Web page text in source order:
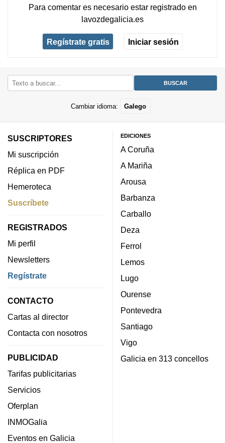
Para comentar es necesario estar registradoen
lavozdegalicia.es
Regístrate gratis Iniciar sesión
Cambiar idioma: Galego
SUSCRIPTORES
Mi suscripción
Réplica en PDF
Hemeroteca
Suscríbete
REGISTRADOS
Mi perfil
Newsletters
Regístrate
CONTACTO
Cartas al director
Contacta con nosotros
PUBLICIDAD
Tarifas publicitarias
Servicios
Oferplan
INMOGalia
Eventos en Galicia
EDICIONES
A Coruña
A Mariña
Arousa
Barbanza
Carballo
Deza
Ferrol
Lemos
Lugo
Ourense
Pontevedra
Santiago
Vigo
Galicia en 313 concellos